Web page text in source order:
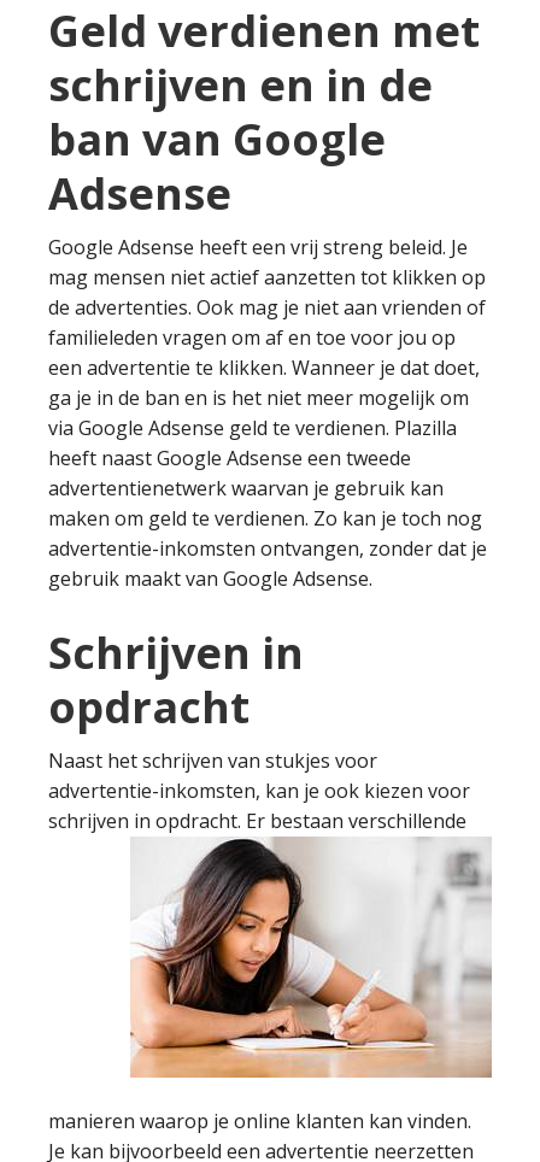
Geld verdienen met
schrijven en in de
ban van Google
Adsense
Google Adsense heeft een vrij streng beleid. Je
mag mensen niet actief aanzetten tot klikken op
de advertenties. Ook mag je niet aan vrienden of
familieleden vragen om af en toe voor jou op
een advertentie te klikken. Wanneer je dat doet,
ga je in de ban en is het niet meer mogelijk om
via Google Adsense geld te verdienen. Plazilla
heeft naast Google Adsense een tweede
advertentienetwerk waarvan je gebruik kan
maken om geld te verdienen. Zo kan je toch nog
advertentie-inkomsten ontvangen, zonder dat je
gebruik maakt van Google Adsense.
Schrijven in
opdracht
Naast het schrijven van stukjes voor
advertentie-inkomsten, kan je ook kiezen voor
schrijven in opdracht. Er bestaan verschillende
manieren waarop je online klanten kan vinden.
Je kan bijvoorbeeld een advertentie neerzetten